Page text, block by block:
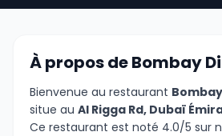
À propos de Bombay
Bienvenue au restaurant
situe au Al Rigga Rd, Dubaï
Ce restaurant est noté 4.0/5 sur